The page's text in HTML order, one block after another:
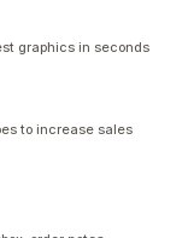
graphics in seconds
to increase sales